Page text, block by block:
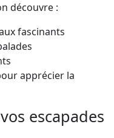
découvre :
fascinants
apprécier la
escapades